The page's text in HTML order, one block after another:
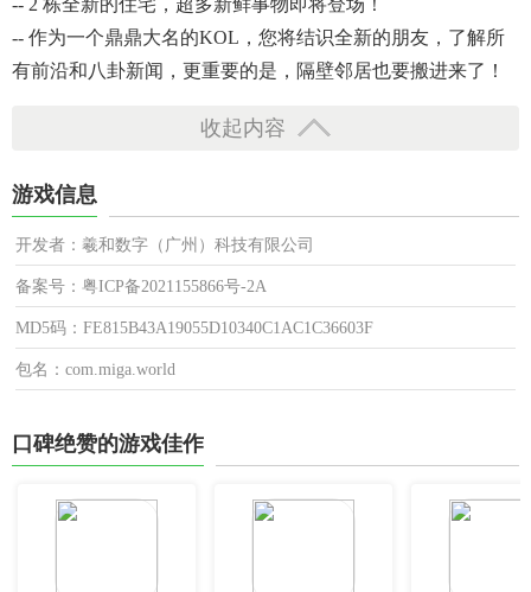
-- 2 栋全新的住宅，超多新鲜事物即将登场！
-- 作为一个鼎鼎大名的KOL，您将结识全新的朋友，了解所
有前沿和八卦新闻，更重要的是，隔壁邻居也要搬进来了！
收起内容
游戏信息
开发者：羲和数字（广州）科技有限公司
备案号：粤ICP备2021155866号-2A
MD5码：FE815B43A19055D10340C1AC1C36603F
包名：com.miga.world
口碑绝赞的游戏佳作